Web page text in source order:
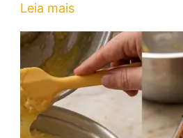
de
e
Leia mais